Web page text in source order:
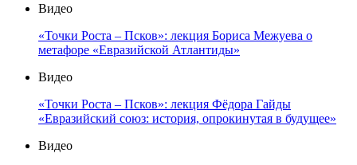
Видео
«Точки Роста – Псков»: лекция Бориса Межуева о
метафоре «Евразийской Атлантиды»
Видео
«Точки Роста – Псков»: лекция Фёдора Гайды
«Евразийский союз: история, опрокинутая в будущее»
Видео